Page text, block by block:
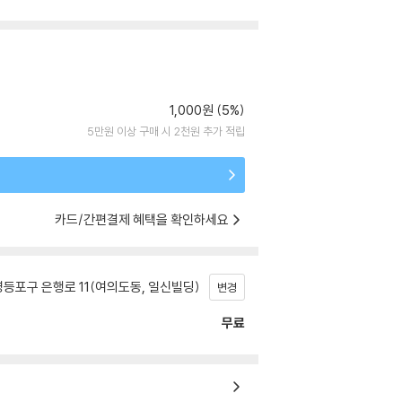
1,000원 (5%)
5만원 이상 구매 시 2천원 추가 적립
카드/간편결제 혜택을 확인하세요
포구 은행로 11(여의도동, 일신빌딩) 변경
무료